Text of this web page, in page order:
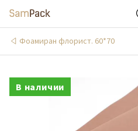
Фоамиран флорист. 60*70
В наличии